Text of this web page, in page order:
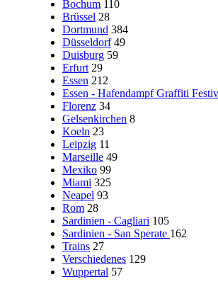
Bochum 110
Brüssel 28
Dortmund 384
Düsseldorf 49
Duisburg 59
Erfurt 29
Essen 212
Essen - Hafendampf Graffiti
Florenz 34
Gelsenkirchen 8
Koeln 23
Leipzig 11
Marseille 49
Mexiko 99
Miami 325
Neapel 93
Rom 28
Sardinien - Cagliari 105
Sardinien - San Sperate 162
Trains 27
Verschiedenes 129
Wuppertal 57